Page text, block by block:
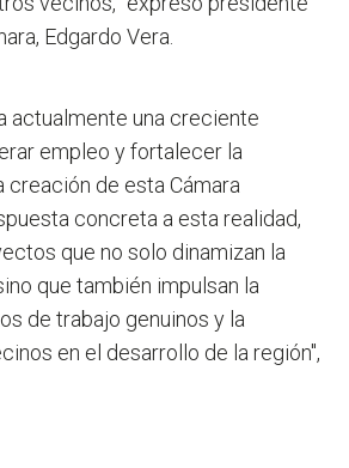
Edgardo Vera.
actualmente una creciente
empleo y fortalecer la
creación de esta Cámara
concreta a esta realidad,
que no solo dinamizan la
que también impulsan la
de trabajo genuinos y la
en el desarrollo de la región",